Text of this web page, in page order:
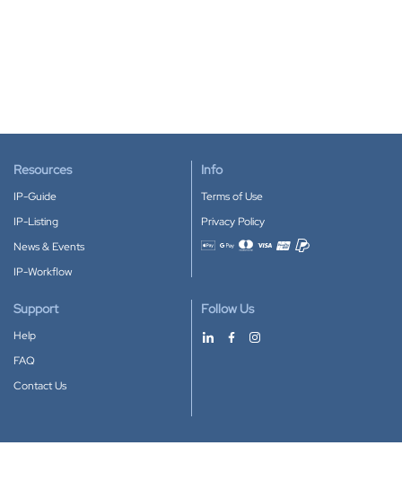
Resources
IP-Guide
IP-Listing
News & Events
IP-Workflow
Info
Terms of Use
Privacy Policy
Accepted payment methods
Support
Help
FAQ
Contact Us
Follow Us